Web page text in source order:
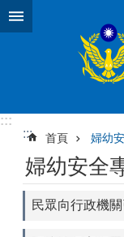
跳到主要內容區塊
:::
:::
首頁 婦幼
婦幼安全
民眾向行政機